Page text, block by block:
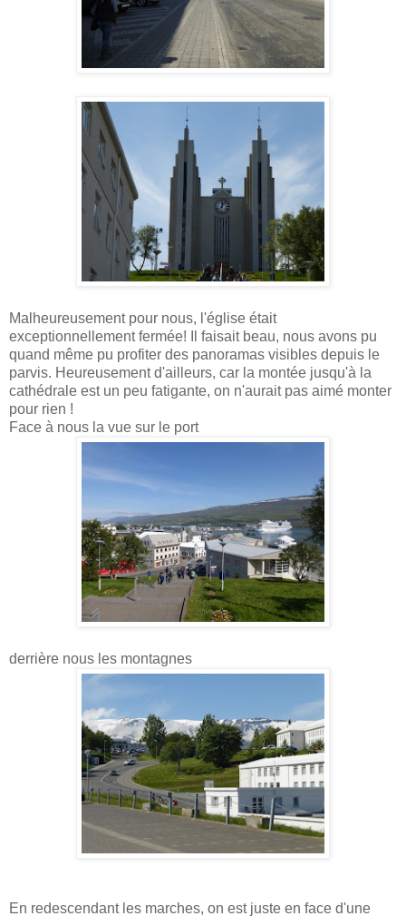
Malheureusement pour nous, l'église était
exceptionnellement fermée! Il faisait beau, nous avons pu
quand même pu profiter des panoramas visibles depuis le
parvis. Heureusement d'ailleurs, car la montée jusqu'à la
cathédrale est un peu fatigante, on n'aurait pas aimé monter
pour rien !
Face à nous la vue sur le port
derrière nous les montagnes
En redescendant les marches, on est juste en face d'une